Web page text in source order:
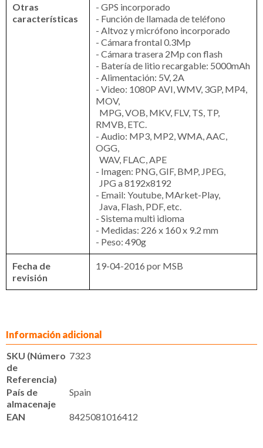
Otras
características
- GPS incorporado
- Función de llamada de teléfono
- Altvoz y micrófono incorporado
- Cámara frontal 0.3Mp
- Cámara trasera 2Mp con flash
- Batería de litio recargable: 5000mAh
- Alimentación: 5V, 2A
- Video: 1080P AVI, WMV, 3GP, MP4,
MOV,
MPG, VOB, MKV, FLV, TS, TP,
RMVB, ETC.
- Audio: MP3, MP2, WMA, AAC,
OGG,
WAV, FLAC, APE
- Imagen: PNG, GIF, BMP, JPEG,
JPG a 8192x8192
- Email: Youtube, MArket-Play,
Java, Flash, PDF, etc.
- Sistema multi idioma
- Medidas: 226 x 160 x 9.2 mm
- Peso: 490g
Fecha de
revisión
19-04-2016 por MSB
Información adicional
SKU (Número
de
Referencia)
7323
País de
almacenaje
Spain
EAN 8425081016412